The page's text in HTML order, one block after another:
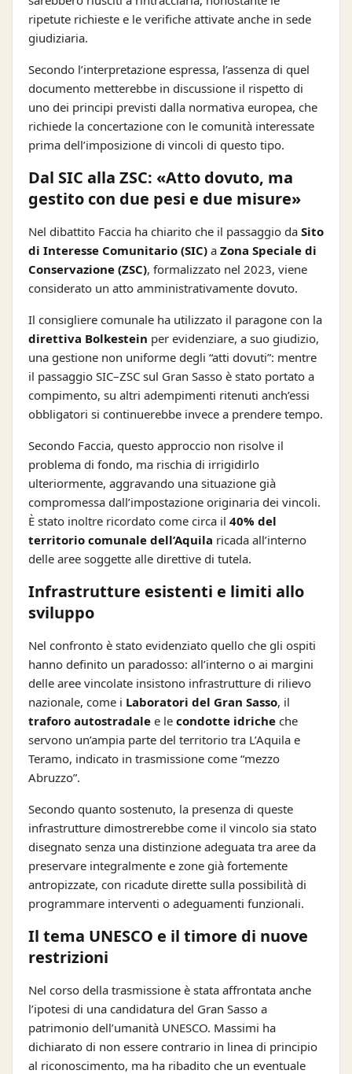
ripetute richieste e le verifiche attivate anche in sede
giudiziaria.
Secondo l’interpretazione espressa, l’assenza di quel
documento metterebbe in discussione il rispetto di
uno dei principi previsti dalla normativa europea, che
richiede la concertazione con le comunità interessate
prima dell’imposizione di vincoli di questo tipo.
Dal SIC alla ZSC: «Atto dovuto, ma
gestito con due pesi e due misure»
Nel dibattito Faccia ha chiarito che il passaggio da Sito
di Interesse Comunitario (SIC) a Zona Speciale di
Conservazione (ZSC), formalizzato nel 2023, viene
considerato un atto amministrativamente dovuto.
Il consigliere comunale ha utilizzato il paragone con la
direttiva Bolkestein per evidenziare, a suo giudizio,
una gestione non uniforme degli “atti dovuti”: mentre
il passaggio SIC–ZSC sul Gran Sasso è stato portato a
compimento, su altri adempimenti ritenuti anch’essi
obbligatori si continuerebbe invece a prendere tempo.
Secondo Faccia, questo approccio non risolve il
problema di fondo, ma rischia di irrigidirlo
ulteriormente, aggravando una situazione già
compromessa dall’impostazione originaria dei vincoli.
È stato inoltre ricordato come circa il 40% del
territorio comunale dell’Aquila ricada all’interno
delle aree soggette alle direttive di tutela.
Infrastrutture esistenti e limiti allo
sviluppo
Nel confronto è stato evidenziato quello che gli ospiti
hanno definito un paradosso: all’interno o ai margini
delle aree vincolate insistono infrastrutture di rilievo
nazionale, come i Laboratori del Gran Sasso, il
traforo autostradale e le condotte idriche che
servono un’ampia parte del territorio tra L’Aquila e
Teramo, indicato in trasmissione come “mezzo
Abruzzo”.
Secondo quanto sostenuto, la presenza di queste
infrastrutture dimostrerebbe come il vincolo sia stato
disegnato senza una distinzione adeguata tra aree da
preservare integralmente e zone già fortemente
antropizzate, con ricadute dirette sulla possibilità di
programmare interventi o adeguamenti funzionali.
Il tema UNESCO e il timore di nuove
restrizioni
Nel corso della trasmissione è stata affrontata anche
l’ipotesi di una candidatura del Gran Sasso a
patrimonio dell’umanità UNESCO. Massimi ha
dichiarato di non essere contrario in linea di principio
al riconoscimento, ma ha ribadito che un eventuale